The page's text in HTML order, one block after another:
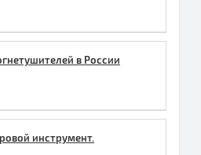
в России
инструмент.